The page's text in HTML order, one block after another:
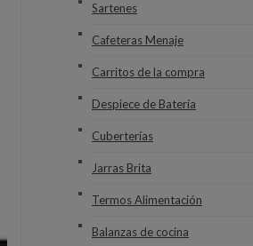
Sartenes
Cafeteras Menaje
Carritos de la compra
Despiece de Batería
Cuberterías
Jarras Brita
Termos Alimentación
Balanzas de cocina